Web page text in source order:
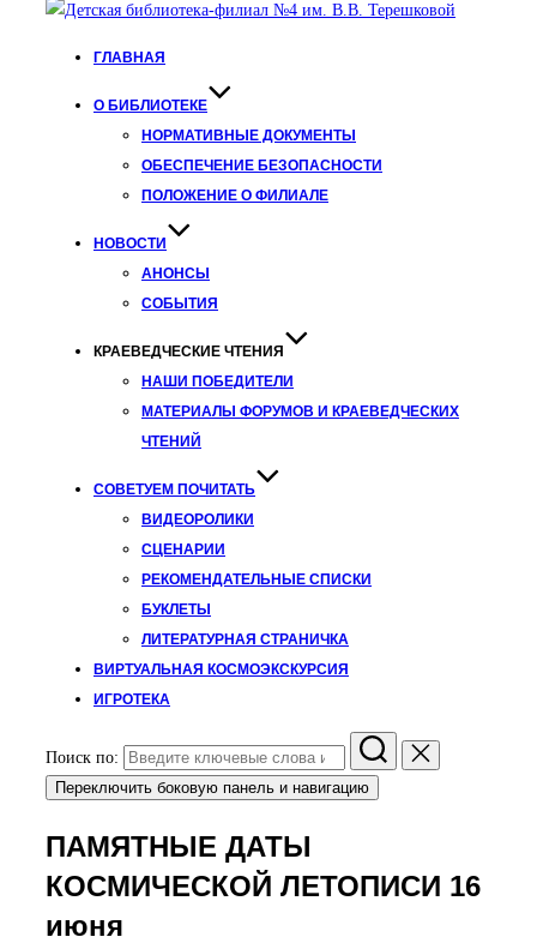
ГЛАВНАЯ
О БИБЛИОТЕКЕ
НОРМАТИВНЫЕ ДОКУМЕНТЫ
ОБЕСПЕЧЕНИЕ БЕЗОПАСНОСТИ
ПОЛОЖЕНИЕ О ФИЛИАЛЕ
НОВОСТИ
АНОНСЫ
СОБЫТИЯ
КРАЕВЕДЧЕСКИЕ ЧТЕНИЯ
НАШИ ПОБЕДИТЕЛИ
МАТЕРИАЛЫ ФОРУМОВ И КРАЕВЕДЧЕСКИХ
ЧТЕНИЙ
СОВЕТУЕМ ПОЧИТАТЬ
ВИДЕОРОЛИКИ
СЦЕНАРИИ
РЕКОМЕНДАТЕЛЬНЫЕ СПИСКИ
БУКЛЕТЫ
ЛИТЕРАТУРНАЯ СТРАНИЧКА
ВИРТУАЛЬНАЯ КОСМОЭКСКУРСИЯ
ИГРОТЕКА
Поиск по:
Переключить боковую панель и навигацию
ПАМЯТНЫЕ ДАТЫ
КОСМИЧЕСКОЙ ЛЕТОПИСИ 16
июня